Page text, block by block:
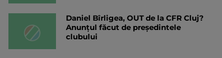
Daniel Bîrligea, OUT de la CFR Cluj?
Anunțul făcut de președintele
clubului